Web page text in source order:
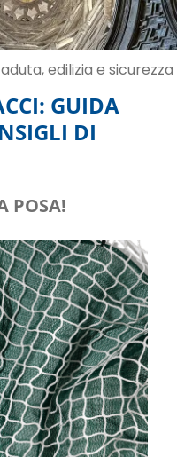
edilizia e sicurezza
GUIDA
DI
POSA!